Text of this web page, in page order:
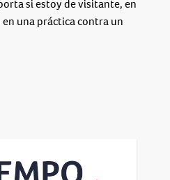
si estoy de visitante, en
una práctica contra un